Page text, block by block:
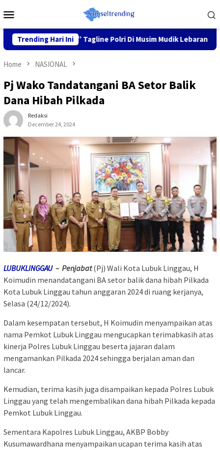
to
Menu
Trending Hari Ini
Nyaman” Tagline Polri Di Musim Mudik Lebaran Fokus
Home NASIONAL
Pj Wako Tandatangani BA Setor Balik
Dana Hibah Pilkada
Redaksi
December 24, 2024
LUBUKLINGGAU– Penjabat(Pj) Wali Kota Lubuk Linggau, H
Koimudin menandatangani BA setor balik dana hibah Pilkada
Kota Lubuk Linggau tahun anggaran 2024 di ruang kerjanya,
Selasa (24/12/2024).
Dalam kesempatan tersebut, H Koimudin menyampaikan atas
nama Pemkot Lubuk Linggau mengucapkan terimabkasih atas
kinerja Polres Lubuk Linggau beserta jajaran dalam
mengamankan Pilkada 2024 sehingga berjalan aman dan
lancar.
Kemudian, terima kasih juga disampaikan kepada Polres Lubuk
Linggau yang telah mengembalikan dana hibah Pilkada kepada
Pemkot Lubuk Linggau.
Sementara Kapolres Lubuk Linggau, AKBP Bobby
Kusumawardhana menyampaikan ucapan terima kasih atas